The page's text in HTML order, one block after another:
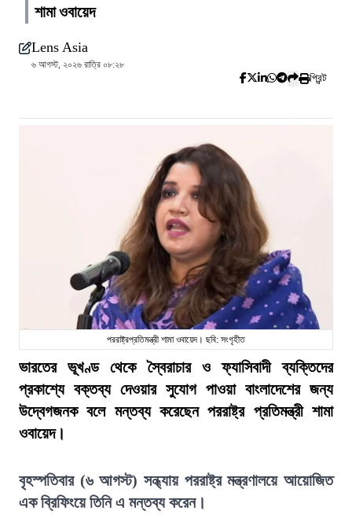
শামা ওবায়েদ
Lens Asia
৬ আগস্ট, ২০২৬ রাত্রি ০৮:২৮
প্রিন্ট
পররাষ্ট্রপ্রতিমন্ত্রী শামা ওবায়েদ। ছবি: সংগৃহীত
ভারতের ভূখণ্ড থেকে স্বৈরাচার ও ফ্যাসিবাদী ব্যক্তিদের
প্রকাশ্যে বক্তব্য দেওয়ার সুযোগ পাওয়া বাংলাদেশের জন্য
উদ্বেগজনক বলে মন্তব্য করেছেন পররাষ্ট্র প্রতিমন্ত্রী শামা
ওবায়েদ।
বৃহস্পতিবার (৬ আগস্ট) সন্ধ্যায় পররাষ্ট্র মন্ত্রণালয়ে আয়োজিত
এক ব্রিফিংয়ে তিনি এ মন্তব্য করেন।